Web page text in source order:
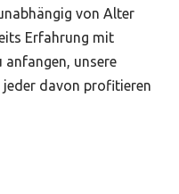
von Alter
Erfahrung mit
unsere
davon profitieren